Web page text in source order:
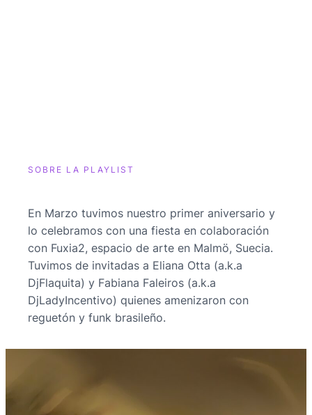
SOBRE LA PLAYLIST
En Marzo tuvimos nuestro primer aniversario y
lo celebramos con una fiesta en colaboración
con Fuxia2, espacio de arte en Malmö, Suecia.
Tuvimos de invitadas a Eliana Otta (a.k.a
DjFlaquita) y Fabiana Faleiros (a.k.a
DjLadyIncentivo) quienes amenizaron con
reguetón y funk brasileño.